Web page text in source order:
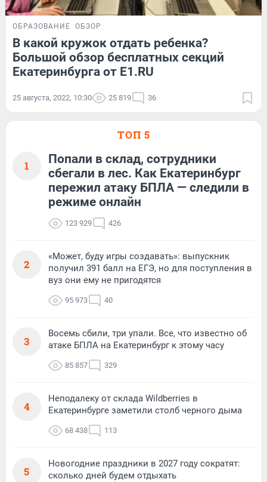
ОБРАЗОВАНИЕ ОБЗОР
В какой кружок отдать ребенка?
Большой обзор бесплатных секций
Екатеринбурга от E1.RU
25 августа, 2022, 10:30 25 819 36
ТОП 5
1
Попали в склад, сотрудники
сбегали в лес. Как Екатеринбург
пережил атаку БПЛА — следили в
режиме онлайн
123 929 426
2
«Может, буду игры создавать»: выпускник
получил 391 балл на ЕГЭ, но для поступления в
вуз они ему не пригодятся
95 973 40
3
Восемь сбили, три упали. Все, что известно об
атаке БПЛА на Екатеринбург к этому часу
85 857 329
4
Неподалеку от склада Wildberries в
Екатеринбурге заметили столб черного дыма
68 438 113
5
Новогодние праздники в 2027 году сократят:
сколько дней будем отдыхать